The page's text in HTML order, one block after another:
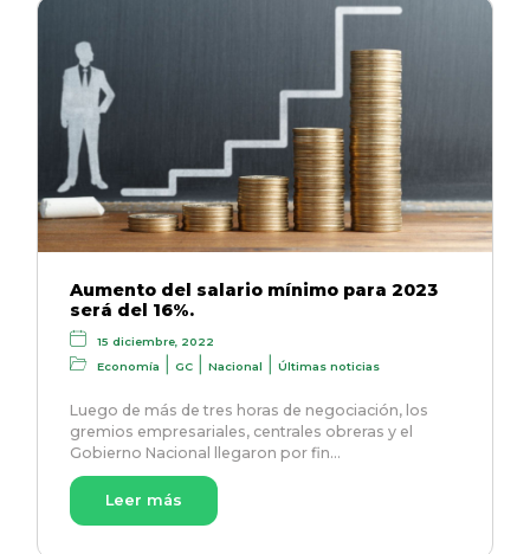
Aumento del salario mínimo para 2023
será del 16%.
15 diciembre, 2022
Economía
|GC |Nacional |Últimas noticias
Luego de más de tres horas de negociación, los
gremios empresariales, centrales obreras y el
Gobierno Nacional llegaron por fin…
Leer más